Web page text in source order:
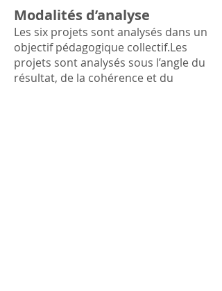
Modalités d’analyse
Les six projets sont analysés dans un
objectif pédagogique collectif.Les
projets sont analysés sous l’angle du
résultat, de la cohérence et du